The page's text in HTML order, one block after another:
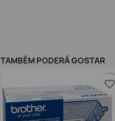
TAMBÉM PODERÁ GOSTAR
favorite_border